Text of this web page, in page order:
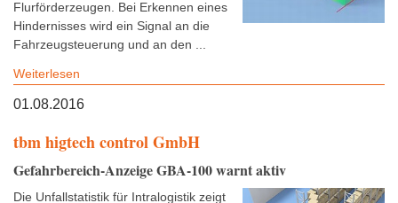
Flurförderzeugen. Bei Erkennen eines
Hindernisses wird ein Signal an die
Fahrzeugsteuerung und an den ...
Weiterlesen
01.08.2016
tbm higtech control GmbH
Gefahrbereich-Anzeige GBA-100 warnt aktiv
Die Unfallstatistik für Intralogistik zeigt